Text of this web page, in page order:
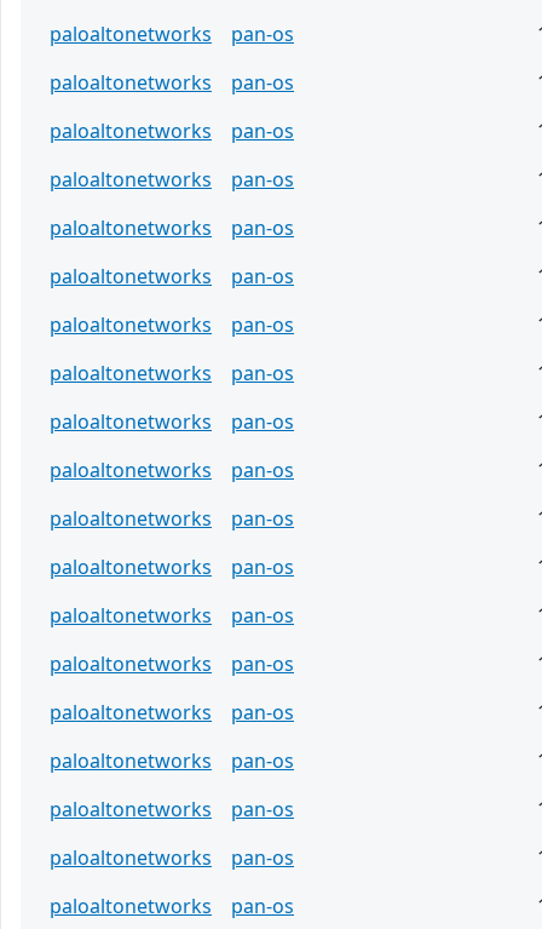
paloaltonetworks
pan-os
paloaltonetworks
pan-os
paloaltonetworks
pan-os
paloaltonetworks
pan-os
paloaltonetworks
pan-os
paloaltonetworks
pan-os
paloaltonetworks
pan-os
paloaltonetworks
pan-os
paloaltonetworks
pan-os
paloaltonetworks
pan-os
paloaltonetworks
pan-os
paloaltonetworks
pan-os
paloaltonetworks
pan-os
paloaltonetworks
pan-os
paloaltonetworks
pan-os
paloaltonetworks
pan-os
paloaltonetworks
pan-os
paloaltonetworks
pan-os
paloaltonetworks
pan-os